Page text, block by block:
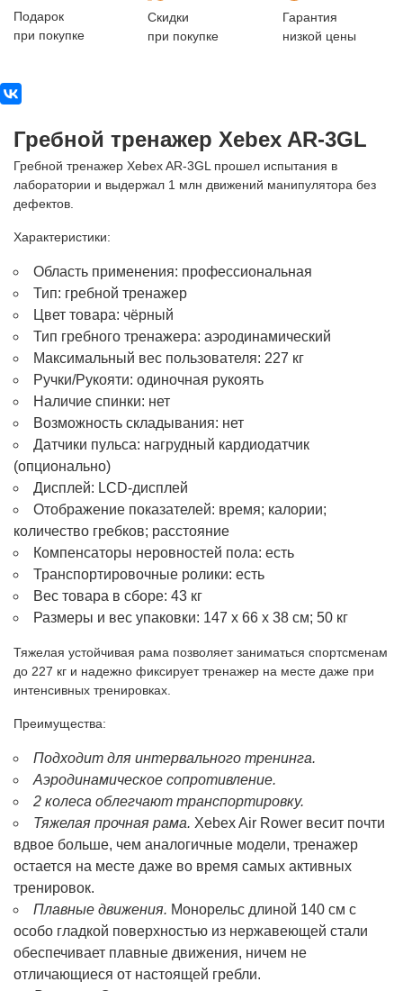
Подарок
при покупке
Скидки
при покупке
Гарантия
низкой цены
Гребной тренажер Xebex AR-3GL
Гребной тренажер Xebex AR-3GL прошел испытания в
лаборатории и выдержал 1 млн движений манипулятора без
дефектов.
Характеристики:
Область применения: профессиональная
Тип: гребной тренажер
Цвет товара: чёрный
Тип гребного тренажера: аэродинамический
Максимальный вес пользователя: 227 кг
Ручки/Рукояти: одиночная рукоять
Наличие спинки: нет
Возможность складывания: нет
Датчики пульса: нагрудный кардиодатчик
(опционально)
Дисплей: LCD-дисплей
Отображение показателей: время; калории;
количество гребков; расстояние
Компенсаторы неровностей пола: есть
Транспортировочные ролики: есть
Вес товара в сборе: 43 кг
Размеры и вес упаковки: 147 х 66 х 38 см; 50 кг
Тяжелая устойчивая рама позволяет заниматься спортсменам
до 227 кг и надежно фиксирует тренажер на месте даже при
интенсивных тренировках.
Преимущества:
Подходит для интервального тренинга.
Аэродинамическое сопротивление.
2 колеса облегчают транспортировку.
Тяжелая прочная рама. Xebex Air Rower весит почти
вдвое больше, чем аналогичные модели, тренажер
остается на месте даже во время самых активных
тренировок.
Плавные движения. Монорельс длиной 140 см с
особо гладкой поверхностью из нержавеющей стали
обеспечивает плавные движения, ничем не
отличающиеся от настоящей гребли.